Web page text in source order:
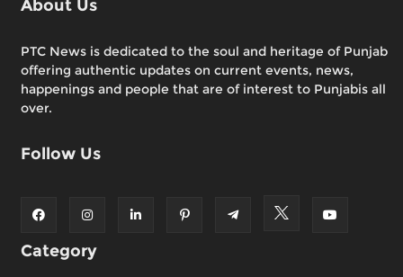
About Us
PTC News is dedicated to the soul and heritage of Punjab
offering authentic updates on current events, news,
happenings and people that are of interest to Punjabis all
over.
Follow Us
Category